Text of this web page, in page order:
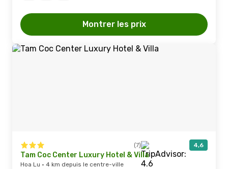
Montrer les prix
(7) 4,6
Tam Coc Center Luxury Hotel & Villa
Hoa Lu · 4 km depuis le centre-ville